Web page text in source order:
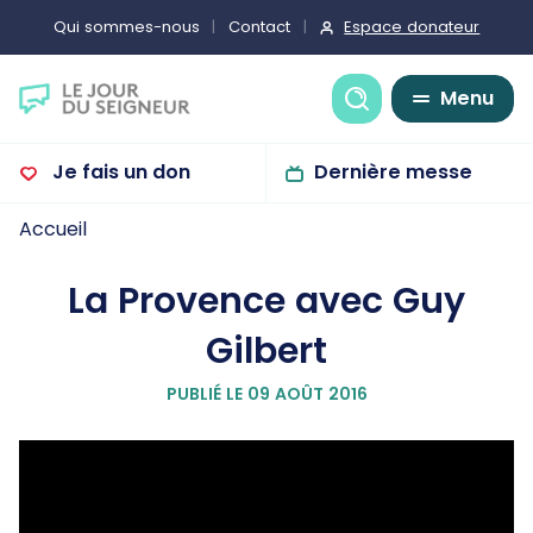
Qui sommes-nous Contact Espace donateur
Recherche
Menu
Je fais un don Dernière messe
Accueil
La Provence avec Guy
Gilbert
PUBLIÉ LE 09 AOÛT 2016